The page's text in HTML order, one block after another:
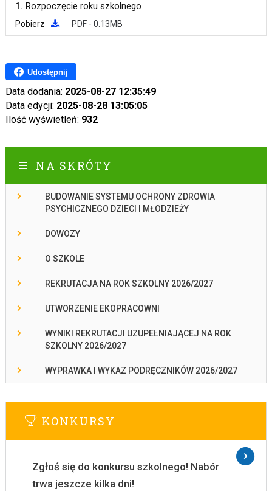
1. Rozpoczęcie roku szkolnego
Pobierz PDF - 0.13MB
Udostępnij
Data dodania: 2025-08-27 12:35:49
Data edycji: 2025-08-28 13:05:05
Ilość wyświetleń: 932
NA SKRÓTY
BUDOWANIE SYSTEMU OCHRONY ZDROWIA
PSYCHICZNEGO DZIECI I MŁODZIEŻY
DOWOZY
O SZKOLE
REKRUTACJA NA ROK SZKOLNY 2026/2027
UTWORZENIE EKOPRACOWNI
WYNIKI REKRUTACJI UZUPEŁNIAJĄCEJ NA ROK
SZKOLNY 2026/2027
WYPRAWKA I WYKAZ PODRĘCZNIKÓW 2026/2027
KONKURSY
Zgłoś się do konkursu szkolnego! Nabór
trwa jeszcze kilka dni!